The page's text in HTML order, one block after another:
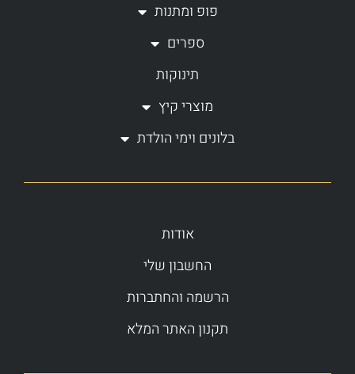
f
פופ ומתנות
ספרים
תינוקות
מוצרי קיץ
בלונים וימי הולדת
אודות
החשבון שלי
הרשמה והחתברות
תקנון האתר המלא